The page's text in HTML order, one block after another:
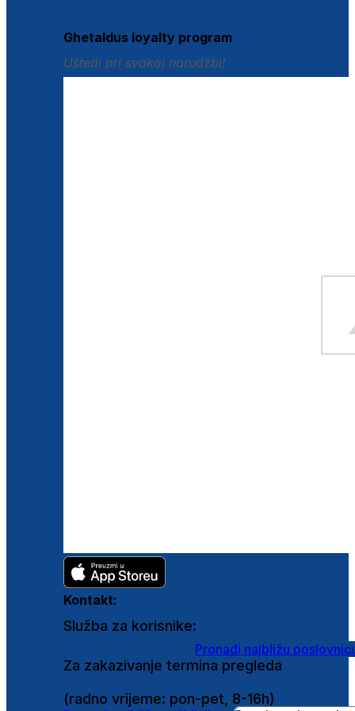
Ghetaldus loyalty program
Uštedi pri svakoj narudžbi!
Kontakt:
Služba za korisnike:
Pronađi najbližu
Za zakazivanje termina pregleda
(radno vrijeme: pon-pet, 8-16h)